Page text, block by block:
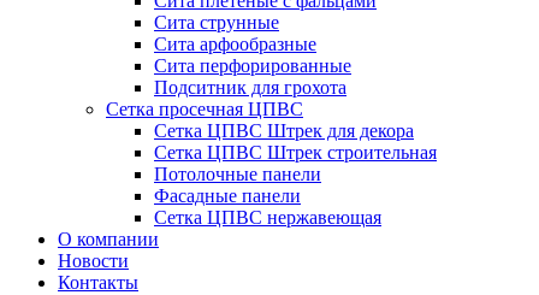
Сита струнные
Сита арфообразные
Сита перфорированные
Подситник для грохота
Сетка просечная ЦПВС
Сетка ЦПВС Штрек для декора
Сетка ЦПВС Штрек строительная
Потолочные панели
Фасадные панели
Сетка ЦПВС нержавеющая
О компании
Новости
Контакты